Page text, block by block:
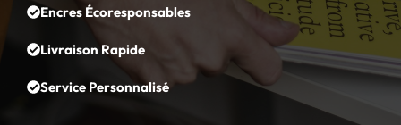
Encres Écoresponsables
Livraison Rapide
Service Personnalisé